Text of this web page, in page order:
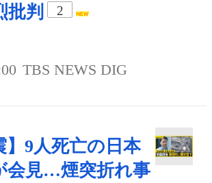
批判
2
TBS NEWS DIG
】9人死亡の日本
会見…煙突折れ事